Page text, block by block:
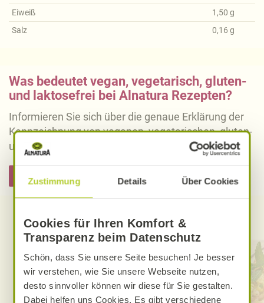
Zustimmung Details Über Cookies
Cookies für Ihren Komfort &
Transparenz beim Datenschutz
Schön, dass Sie unsere Seite besuchen! Je besser
wir verstehen, wie Sie unsere Webseite nutzen,
desto sinnvoller können wir diese für Sie gestalten.
Dabei helfen uns Cookies. Es gibt verschiedene
Eiweiß
Salz
1,50 g
0,16 g
Was bedeutet vegan, vegetarisch, gluten-
und laktosefrei bei Alnatura Rezepten?
Informieren Sie sich über die genaue Erklärung der
Kennzeichnung von veganen, vegetarischen, gluten-
und laktosefreien Alnatura Rezepten.
Hier informieren
Entdecken Sie weitere Rezepte